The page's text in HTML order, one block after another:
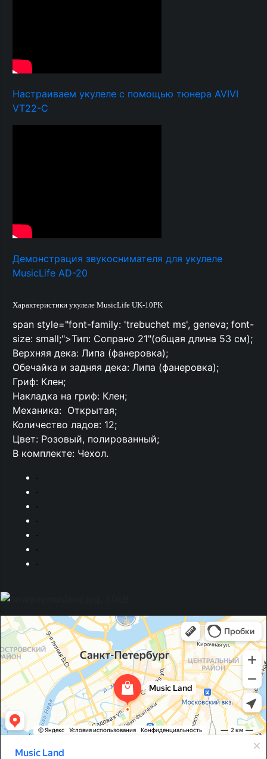
Настраиваем укулеле с помощью тюнера AVIVI
VT22-C
Демонстрация звукоснимателя для укулеле
MusicLife AD-20
Характеристики укулеле MusicLife UK-10PK
span style="font-family: 'trebuchet ms', geneva; font-
size: small;">Тип: Сопрано 21"(общая длина 53 см);
Верхняя дека: Липа (фанеровка);
Обечайка и задняя дека: Липа (фанеровка);
Гриф: Клен;
Накладка на гриф: Клен;
Механика: Открытая;
Количество ладов: 12;
Цвет: Розовый, полированный;
В комплекте: Чехол.